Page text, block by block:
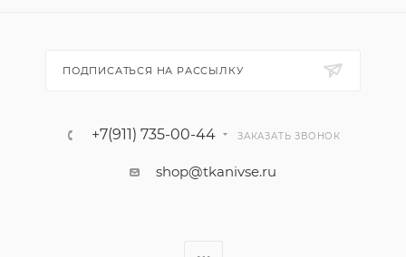
ПОДПИСАТЬСЯ НА РАССЫЛКУ
+7(911) 735-00-44 ЗАКАЗАТЬ ЗВОНОК
shop@tkanivse.ru